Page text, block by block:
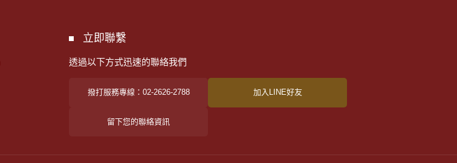
立即聯繫
透過以下方式迅速的聯絡我們
撥打服務專線：02-2626-2788 加入LINE好友
留下您的聯絡資訊